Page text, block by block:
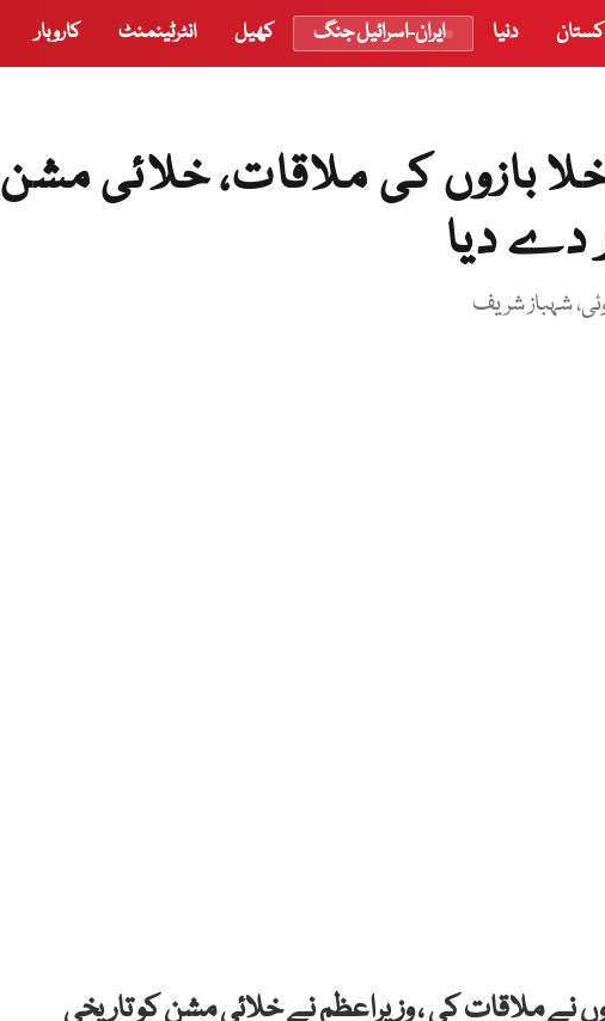
دنیا ایران-اسرائیل جنگ کھیل انٹرٹینمنٹ کاروبار
بازوں کی ملاقات، خلائی مشن
دے دیا
شہباز شریف
نے ملاقات کی ، وزیراعظم نے خلائی مشن کو تاریخی